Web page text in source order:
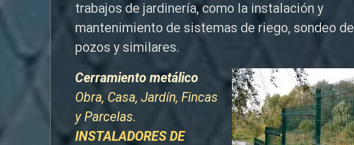
trabajos de jardinería, como la instalación y
mantenimiento de sistemas de riego, sondeo de
pozos y similares.
Cerramiento metálico
Obra, Casa, Jardín, Fincas
y Parcelas.
INSTALADORES DE